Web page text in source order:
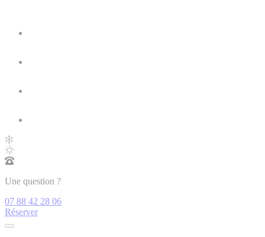
Une question ?
07 88 42 28 06
Réserver